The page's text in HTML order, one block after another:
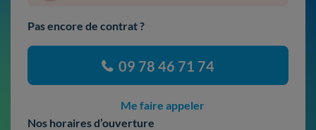
Pas encore de contrat ?
09 78 46 71 74
Me faire appeler
Nos horaires d’ouverture